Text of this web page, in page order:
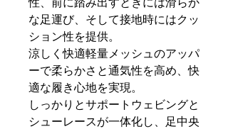
な足運び、そして接地時にはクッ
ション性を提供。
涼しく快適軽量メッシュのアッパ
ーで柔らかさと通気性を高め、快
適な履き心地を実現。
しっかりとサポートウェビングと
シューレースが一体化し、足中央